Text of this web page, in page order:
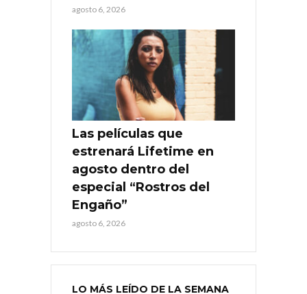
agosto 6, 2026
Las películas que
estrenará Lifetime en
agosto dentro del
especial “Rostros del
Engaño”
agosto 6, 2026
LO MÁS LEÍDO DE LA SEMANA